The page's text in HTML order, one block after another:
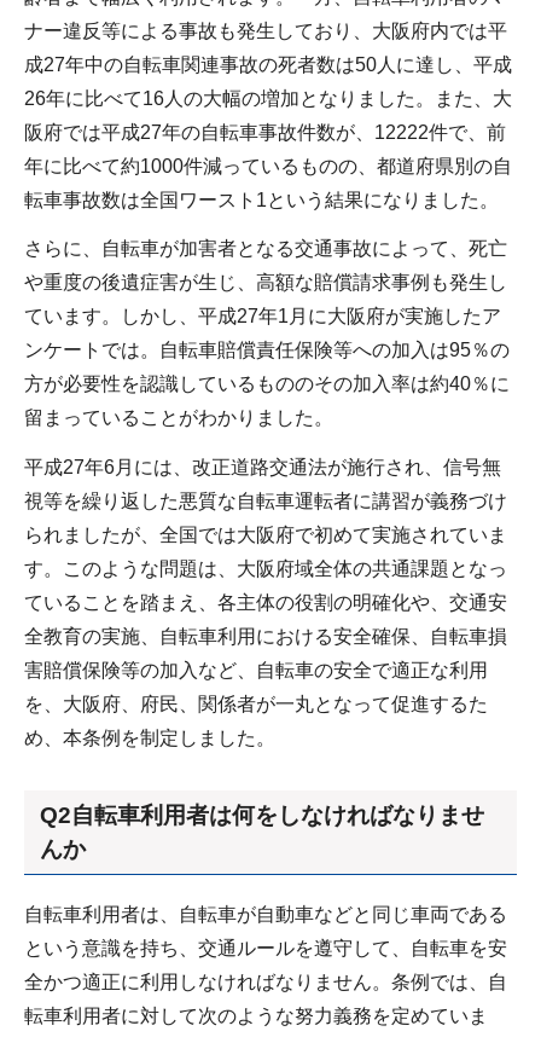
ナー違反等による事故も発生しており、大阪府内では平
成27年中の自転車関連事故の死者数は50人に達し、平成
26年に比べて16人の大幅の増加となりました。また、大
阪府では平成27年の自転車事故件数が、12222件で、前
年に比べて約1000件減っているものの、都道府県別の自
転車事故数は全国ワースト1という結果になりました。
さらに、自転車が加害者となる交通事故によって、死亡
や重度の後遺症害が生じ、高額な賠償請求事例も発生し
ています。しかし、平成27年1月に大阪府が実施したア
ンケートでは。自転車賠償責任保険等への加入は95％の
方が必要性を認識しているもののその加入率は約40％に
留まっていることがわかりました。
平成27年6月には、改正道路交通法が施行され、信号無
視等を繰り返した悪質な自転車運転者に講習が義務づけ
られましたが、全国では大阪府で初めて実施されていま
す。このような問題は、大阪府域全体の共通課題となっ
ていることを踏まえ、各主体の役割の明確化や、交通安
全教育の実施、自転車利用における安全確保、自転車損
害賠償保険等の加入など、自転車の安全で適正な利用
を、大阪府、府民、関係者が一丸となって促進するた
め、本条例を制定しました。
Q2自転車利用者は何をしなければなりませ
んか
自転車利用者は、自転車が自動車などと同じ車両である
という意識を持ち、交通ルールを遵守して、自転車を安
全かつ適正に利用しなければなりません。条例では、自
転車利用者に対して次のような努力義務を定めていま